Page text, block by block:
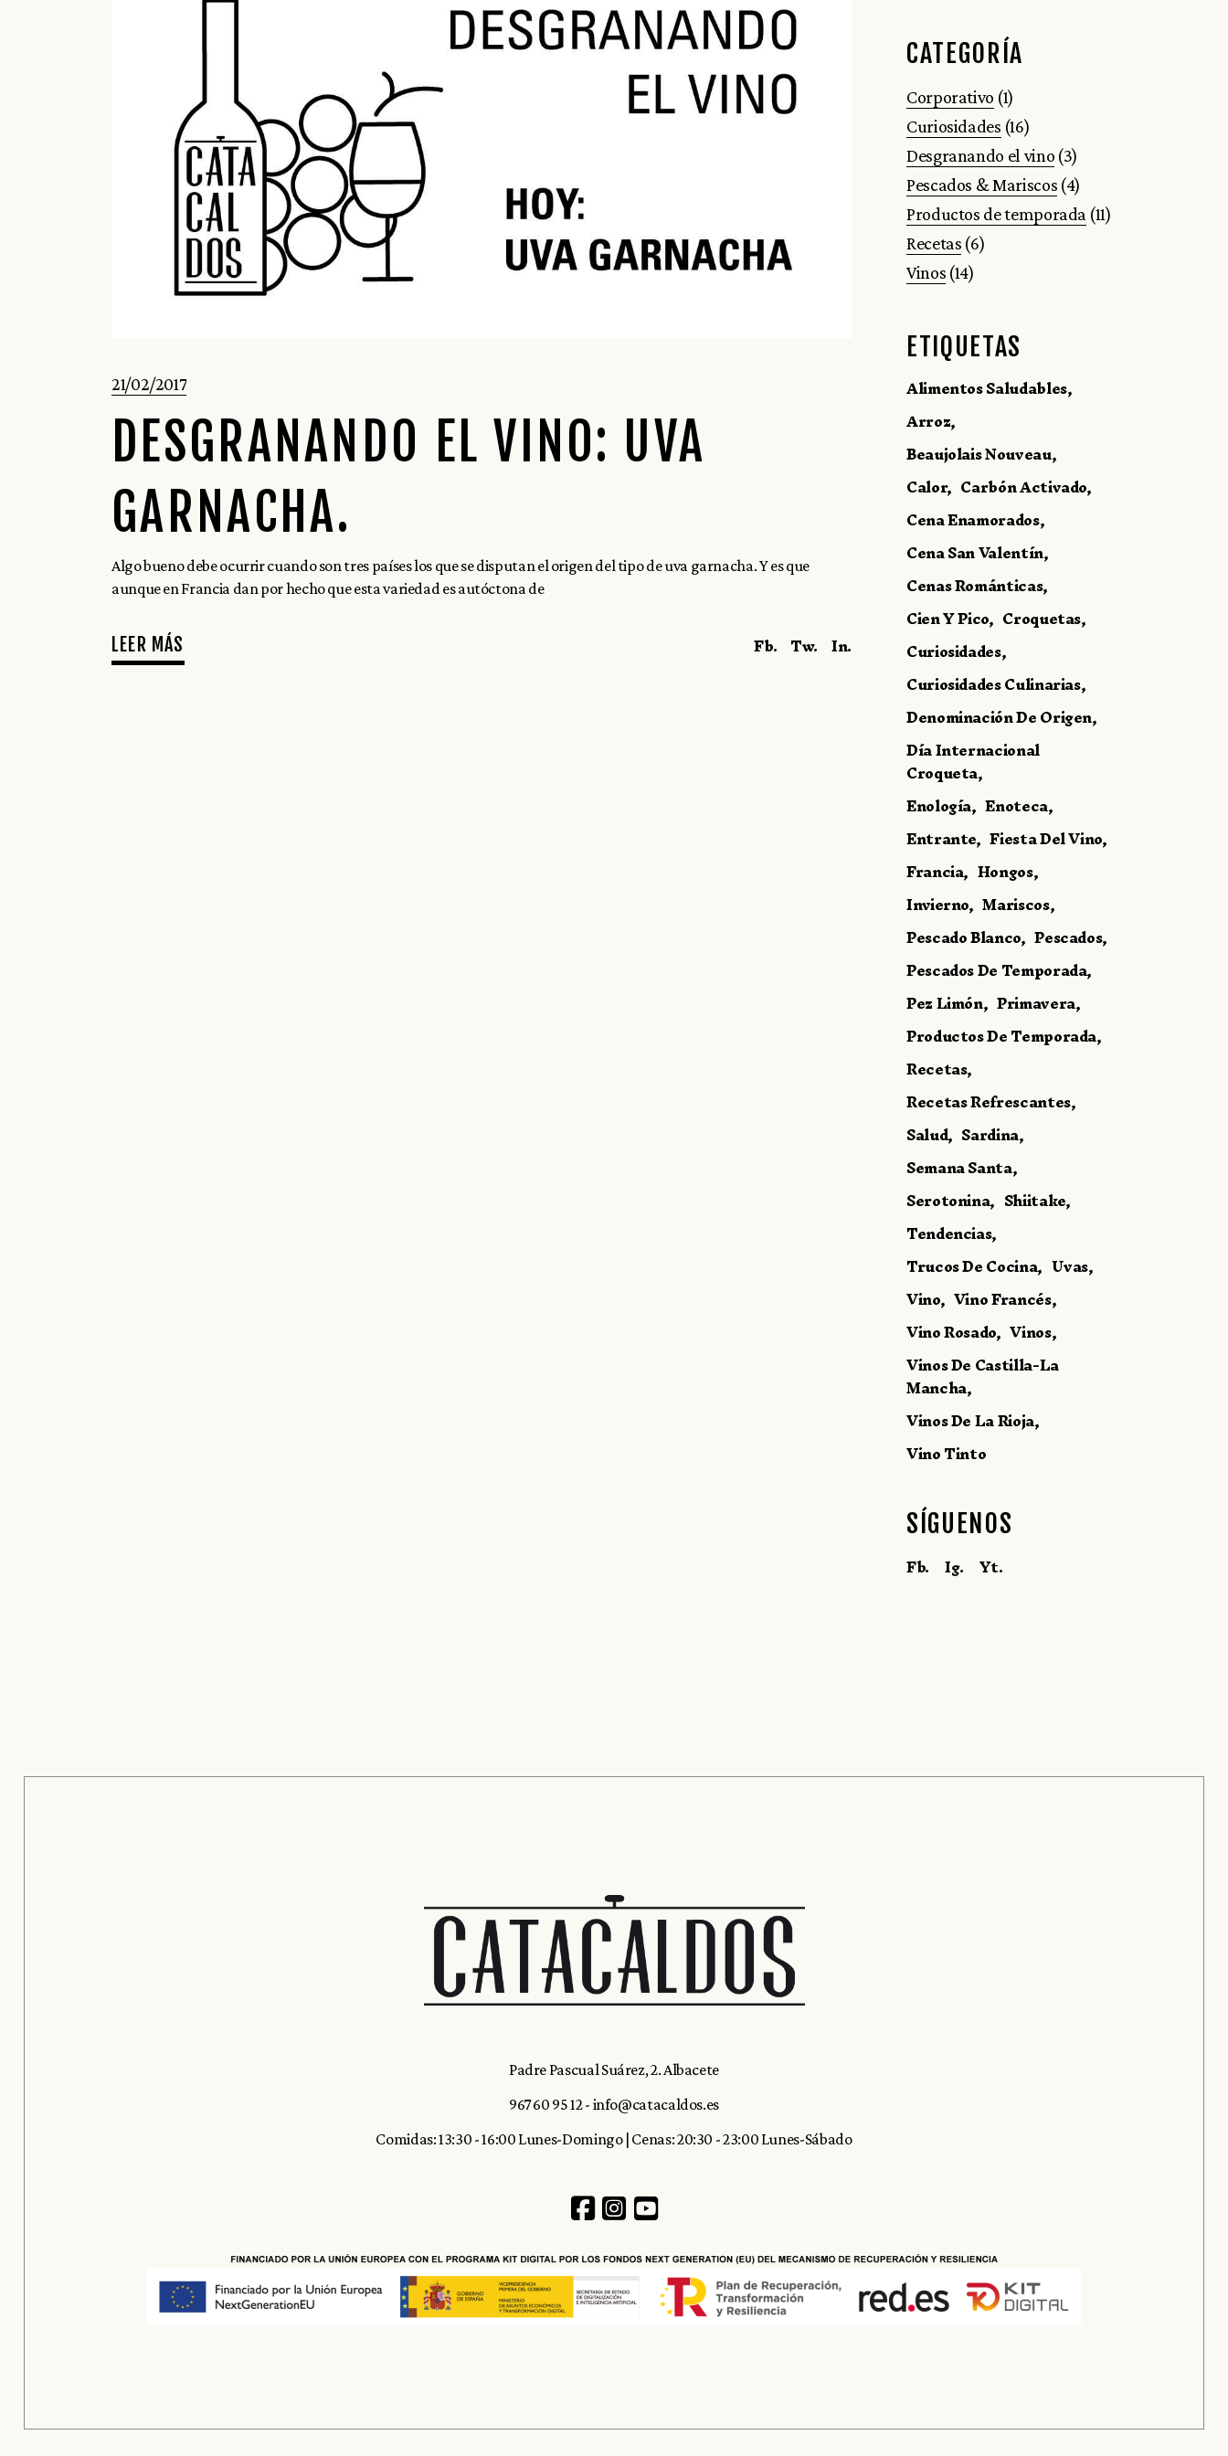
21/02/2017
DESGRANANDO EL VINO: UVA
GARNACHA.
Algo bueno debe ocurrir cuando son tres países los que se disputan el origen del tipo de uva garnacha. Y es que
aunque en Francia dan por hecho que esta variedad es autóctona de
LEER MÁS Fb. Tw. In.
CATEGORÍA
Corporativo (1)
Curiosidades (16)
Desgranando el vino (3)
Pescados & Mariscos (4)
Productos de temporada (11)
Recetas (6)
Vinos (14)
ETIQUETAS
Alimentos Saludables
Arroz
Beaujolais Nouveau
Calor Carbón Activado
Cena Enamorados
Cena San Valentín
Cenas Románticas
Cien Y Pico Croquetas
Curiosidades
Curiosidades Culinarias
Denominación De Origen
Día Internacional
Croqueta
Enología Enoteca
Entrante Fiesta Del Vino
Francia Hongos
Invierno Mariscos
Pescado Blanco Pescados
Pescados De Temporada
Pez Limón Primavera
Productos De Temporada
Recetas
Recetas Refrescantes
Salud Sardina
Semana Santa
Serotonina Shiitake
Tendencias
Trucos De Cocina Uvas
Vino Vino Francés
Vino Rosado Vinos
Vinos De Castilla-La
Mancha
Vinos De La Rioja
Vino Tinto
SÍGUENOS
Fb. Ig. Yt.
Padre Pascual Suárez, 2. Albacete
967 60 95 12- info@catacaldos.es
Comidas: 13:30 - 16:00 Lunes-Domingo | Cenas: 20:30 - 23:00 Lunes-Sábado